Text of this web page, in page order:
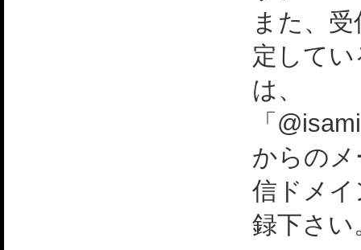
また、
定して
は、
「
からの
信ドメ
録下さい